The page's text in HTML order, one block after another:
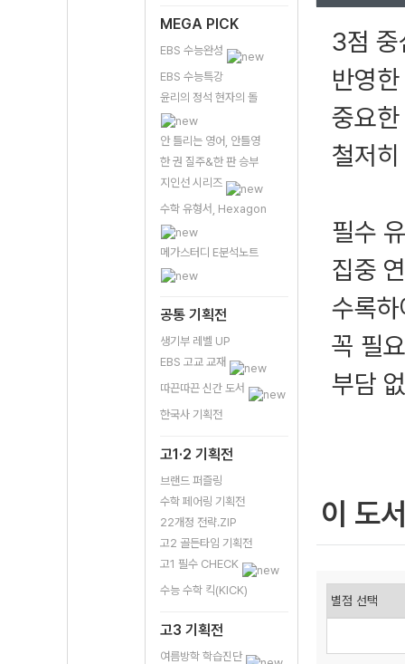
MEGA PICK
EBS 수능완성
EBS 수능특강
윤리의 정석 현자의 돌
안 틀리는 영어, 안틀영
한 권 질주&한 판 승부
지인선 시리즈
수학 유형서, Hexagon
메가스터디 E분석노트
공통 기획전
생기부 레벨 UP
EBS 고교 교재
따끈따끈 신간 도서
한국사 기획전
고1·2 기획전
브랜드 퍼즐링
수학 페어링 기획전
22개정 전략.ZIP
고2 골든타임 기획전
고1 필수 CHECK
수능 수학 킥(KICK)
고3 기획전
여름방학 학습진단
3점 중
반영
중요
철저
필수
집중
수록
꼭 필
부담
이 도